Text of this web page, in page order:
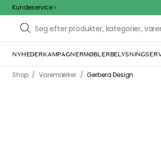
Kundeservice
NYHEDERKAMPAGNERMØBLERBELYSNING
Shop / Varemærker / Gerbera Design